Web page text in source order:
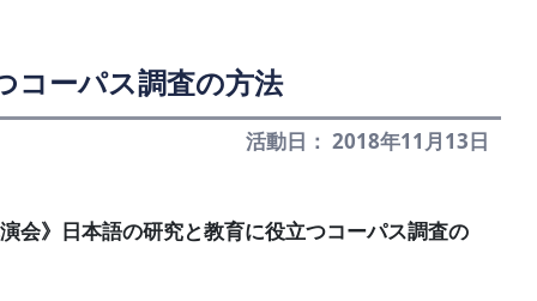
コーパス調査の方法
活動日： 2018年11月13日
会》日本語の研究と教育に役立つコーパス調査の